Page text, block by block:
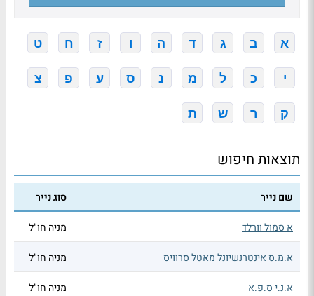
א ב ג ד ה ו ז ח ט
י כ ל מ נ ס ע פ צ
ק ר ש ת
תוצאות חיפוש
שם נייר סוג נייר
א סמול וורלד מניה חו"ל
א.מ.ס אינטרנשיונל מאטל סרוויס מניה חו"ל
א.נ.י ס.פ.א מניה חו"ל